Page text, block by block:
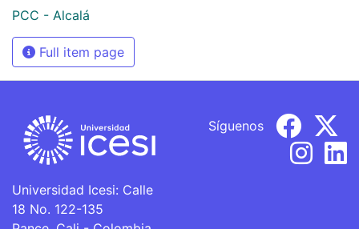
PCC - Alcalá
Full item page
Universidad Icesi: Calle
18 No. 122-135
Síguenos